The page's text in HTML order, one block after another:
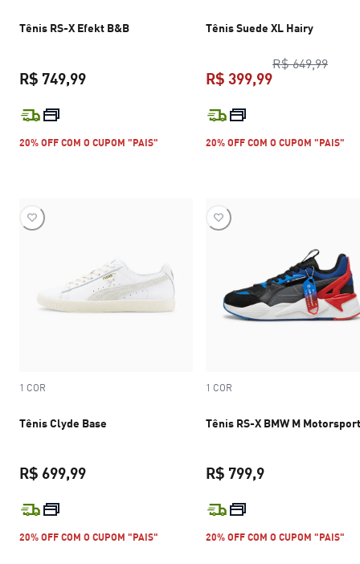
Tênis RS-X Efekt B&B
R$ 749,99
preço atual R$ 749,99
20% OFF COM O CUPOM "PAIS"
Tênis Suede XL Hairy
R$ 649,99
R$ 399,99
20% OFF COM O CUPOM "PAIS"
1 COR
Tênis Clyde Base
R$ 699,99
preço atual R$ 699,99
20% OFF COM O CUPOM "PAIS"
1 COR
Tênis RS-X BMW M Motorsport
R$ 799,9
20% OFF COM O CUPOM "PAIS"